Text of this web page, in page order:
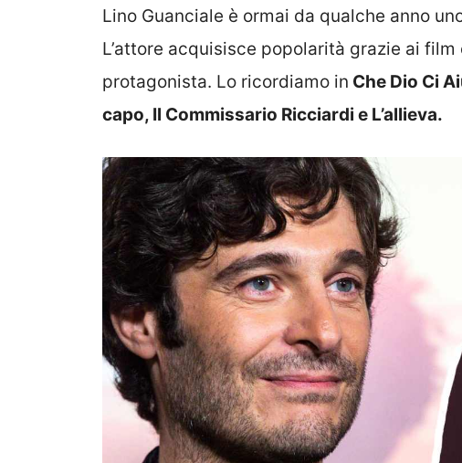
Lino Guanciale è ormai da qualche anno
L’attore acquisisce popolarità grazie ai
protagonista. Lo ricordiamo in Che Dio Ci
capo, Il Commissario Ricciardi e L’allieva.